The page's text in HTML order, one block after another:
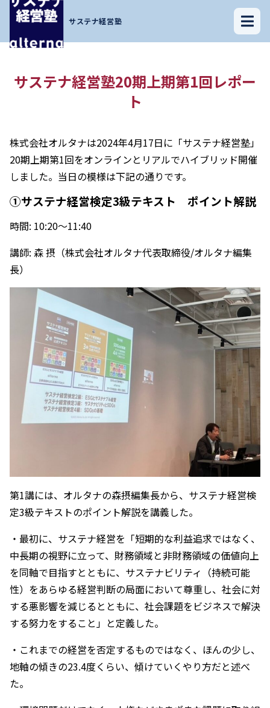
サステナ経営塾
ホーム»サステナ経営塾20期上期第1回レポート
サステナ経営塾20期上期第1回レポー
ト
株式会社オルタナは2024年4月17日に「サステナ経営塾」
20期上期第1回をオンラインとリアルでハイブリッド開催
しました。当日の模様は下記の通りです。
①サステナ経営検定3級テキスト ポイント解説
時間: 10:20～11:40
講師: 森 摂（株式会社オルタナ代表取締役/オルタナ編集
長）
第1講には、オルタナの森摂編集長から、サステナ経営検
定3級テキストのポイント解説を講義した。
・最初に、サステナ経営を「短期的な利益追求ではなく、
中長期の視野に立って、財務領域と非財務領域の価値向上
を同軸で目指すとともに、サステナビリティ（持続可能
性）をあらゆる経営判断の局面において尊重し、社会に対
する悪影響を減じるとともに、社会課題をビジネスで解決
する努力をすること」と定義した。
・これまでの経営を否定するものではなく、ほんの少し、
地軸の傾きの23.4度くらい、傾けていくやり方だと述べ
た。